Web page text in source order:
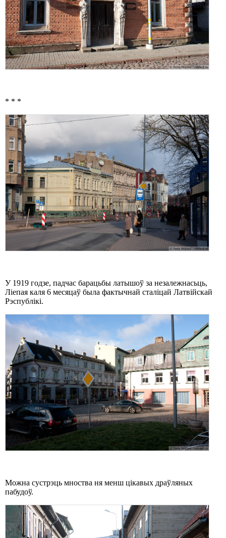
* * *
У 1919 годзе, падчас барацьбы латышоў за незалежнасьць,
Ліепая каля 6 месяцаў была фактычнай сталіцай Латвійскай
Рэспублікі.
Можна сустрэць мноства ня менш цікавых драўляных
пабудоў.